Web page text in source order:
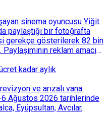
sinema oyuncusu Yiğit
paylaştığı bir fotoğrafta
gerekçe gösterilerek 82 bin
reklam amacı
iptali için yargıya
kadar aylık
ve arızalı vana
6 Ağustos 2026 tarihlerinde
Eyüpsultan, Avcılar,